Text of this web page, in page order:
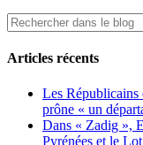
Articles récents
Les Républicains
prône « un
Dans « Zadig »,
Pyrénées et le